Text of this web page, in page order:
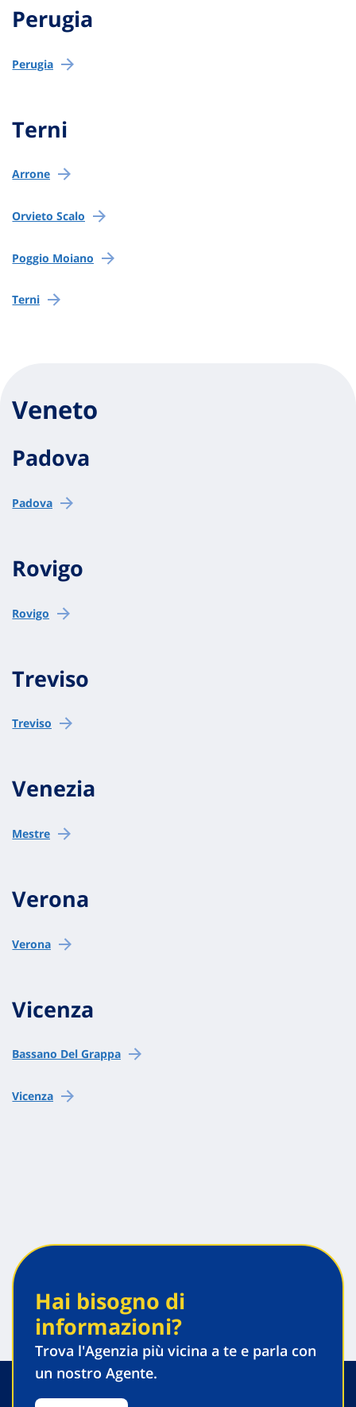
Perugia
Perugia
Terni
Arrone
Orvieto Scalo
Poggio Moiano
Terni
Veneto
Padova
Padova
Rovigo
Rovigo
Treviso
Treviso
Venezia
Mestre
Verona
Verona
Vicenza
Bassano Del Grappa
Vicenza
Hai bisogno di
informazioni?
Trova l'Agenzia più vicina a te e parla con
un nostro Agente.